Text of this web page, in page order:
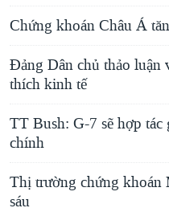
Chứng khoán Châu Á
Ðảng Dân chủ thảo luận
thích kinh tế
TT Bush: G-7 sẽ hợp
chính
Thị trường chứng khoán
sáu